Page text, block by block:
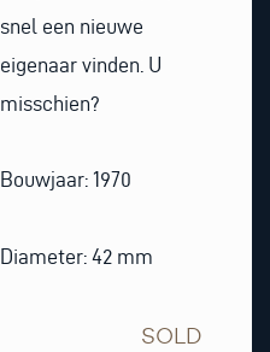
snel een nieuwe
eigenaar vinden. U
misschien?
Bouwjaar: 1970
Diameter: 42 mm
SOLD